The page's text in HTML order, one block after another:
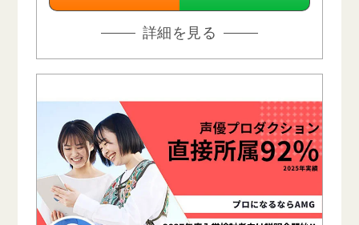
詳細を見る